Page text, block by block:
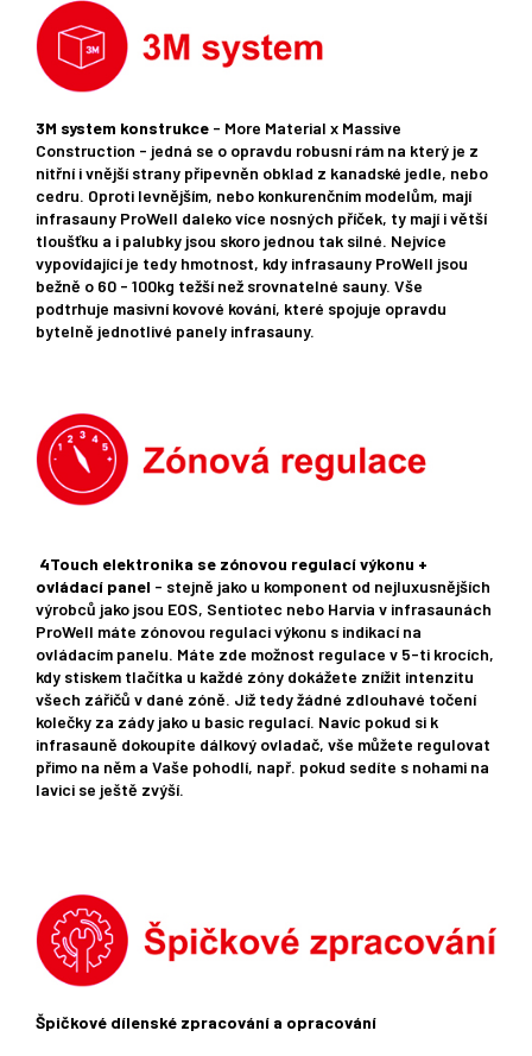
3M system konstrukce - More Material x Massive
Construction - jedná se o opravdu robusní rám na který je z
nitřní i vnější strany připevněn obklad z kanadské jedle, nebo
cedru. Oproti levnějším, nebo konkurenčním modelům, mají
infrasauny ProWell daleko více nosných příček, ty mají i větší
tloušťku a i palubky jsou skoro jednou tak silné. Nejvíce
vypovídající je tedy hmotnost, kdy infrasauny ProWell jsou
bežně o 60 - 100kg težší než srovnatelné sauny. Vše
podtrhuje masivní kovové kování, které spojuje opravdu
bytelně jednotlivé panely infrasauny.
4Touch elektronika se zónovou regulací výkonu +
ovládací panel - stejně jako u komponent od nejluxusnějších
výrobců jako jsou EOS, Sentiotec nebo Harvia v infrasaunách
ProWell máte zónovou regulaci výkonu s indikací na
ovládacím panelu. Máte zde možnost regulace v 5-ti krocích,
kdy stiskem tlačítka u každé zóny dokážete znížit intenzitu
všech zářičů v dané zóně. Již tedy žádné zdlouhavé točení
kolečky za zády jako u basic regulací. Navíc pokud si k
infrasauně dokoupíte dálkový ovladač, vše můžete regulovat
přimo na něm a Vaše pohodlí, např. pokud sedíte s nohami na
lavici se ještě zvýší.
Špičkové dílenské zpracování a opracování